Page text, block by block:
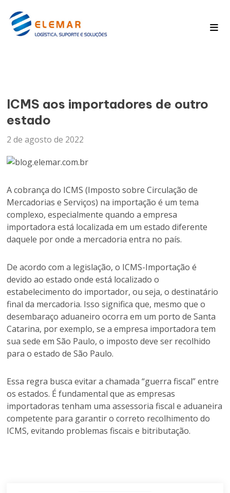
ICMS aos importadores de outro
estado
2 de agosto de 2022
A cobrança do ICMS (Imposto sobre Circulação de
Mercadorias e Serviços) na importação é um tema
complexo, especialmente quando a empresa
importadora está localizada em um estado diferente
daquele por onde a mercadoria entra no país.
De acordo com a legislação, o ICMS-Importação é
devido ao estado onde está localizado o
estabelecimento do importador, ou seja, o destinatário
final da mercadoria. Isso significa que, mesmo que o
desembaraço aduaneiro ocorra em um porto de Santa
Catarina, por exemplo, se a empresa importadora tem
sua sede em São Paulo, o imposto deve ser recolhido
para o estado de São Paulo.
Essa regra busca evitar a chamada “guerra fiscal” entre
os estados. É fundamental que as empresas
importadoras tenham uma assessoria fiscal e aduaneira
competente para garantir o correto recolhimento do
ICMS, evitando problemas fiscais e bitributação.